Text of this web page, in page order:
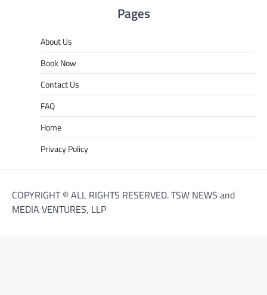
Pages
About Us
Book Now
Contact Us
FAQ
Home
Privacy Policy
COPYRIGHT © ALL RIGHTS RESERVED. TSW NEWS and
MEDIA VENTURES, LLP